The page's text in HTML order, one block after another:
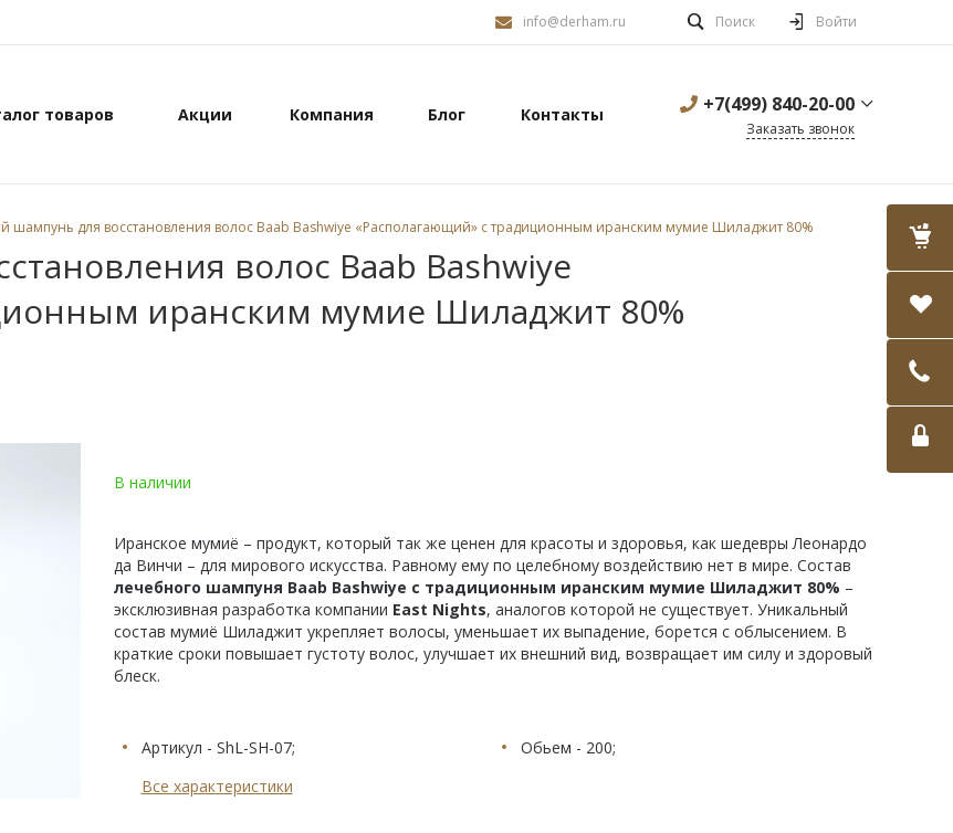
info@derham.ru Поиск Войти
товаров Акции Компания Блог Контакты +7(499) 840-20-00
Заказать звонок
шампунь для восстановления волос Baab Bashwiye «Располагающий» с традиционным иранским мумие Шиладжит 80%
волос Baab Bashwiye
иранским мумие Шиладжит 80%
В наличии
Иранское мумиё – продукт, который так же ценен для красоты и здоровья, как шедевры Леонардо
да Винчи – для мирового искусства. Равному ему по целебному воздействию нет в мире. Состав
лечебного шампуня Baab Bashwiye с традиционным иранским мумие Шиладжит 80% –
эксклюзивная разработка компании East Nights, аналогов которой не существует. Уникальный
состав мумиё Шиладжит укрепляет волосы, уменьшает их выпадение, борется с облысением. В
краткие сроки повышает густоту волос, улучшает их внешний вид, возвращает им силу и здоровый
блеск.
Артикул - ShL-SH-07;
Обьем - 200;
Все характеристики